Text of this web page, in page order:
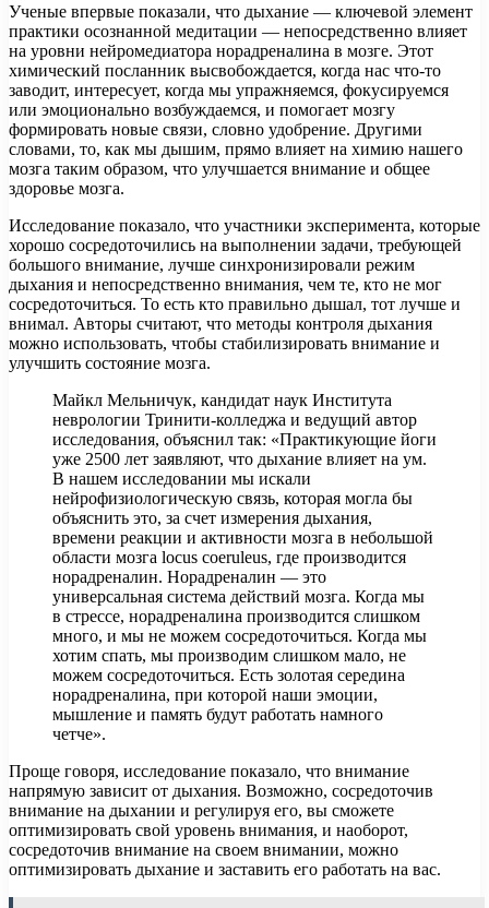
Ученые впервые показали, что дыхание — ключевой элемент
практики осознанной медитации — непосредственно влияет
на уровни нейромедиатора норадреналина в мозге. Этот
химический посланник высвобождается, когда нас что-то
заводит, интересует, когда мы упражняемся, фокусируемся
или эмоционально возбуждаемся, и помогает мозгу
формировать новые связи, словно удобрение. Другими
словами, то, как мы дышим, прямо влияет на химию нашего
мозга таким образом, что улучшается внимание и общее
здоровье мозга.
Исследование показало, что участники эксперимента, которые
хорошо сосредоточились на выполнении задачи, требующей
большого внимание, лучше синхронизировали режим
дыхания и непосредственно внимания, чем те, кто не мог
сосредоточиться. То есть кто правильно дышал, тот лучше и
внимал. Авторы считают, что методы контроля дыхания
можно использовать, чтобы стабилизировать внимание и
улучшить состояние мозга.
Майкл Мельничук, кандидат наук Института
неврологии Тринити-колледжа и ведущий автор
исследования, объяснил так: «Практикующие йоги
уже 2500 лет заявляют, что дыхание влияет на ум.
В нашем исследовании мы искали
нейрофизиологическую связь, которая могла бы
объяснить это, за счет измерения дыхания,
времени реакции и активности мозга в небольшой
области мозга locus coeruleus, где производится
норадреналин. Норадреналин — это
универсальная система действий мозга. Когда мы
в стрессе, норадреналина производится слишком
много, и мы не можем сосредоточиться. Когда мы
хотим спать, мы производим слишком мало, не
можем сосредоточиться. Есть золотая середина
норадреналина, при которой наши эмоции,
мышление и память будут работать намного
четче».
Проще говоря, исследование показало, что внимание
напрямую зависит от дыхания. Возможно, сосредоточив
внимание на дыхании и регулируя его, вы сможете
оптимизировать свой уровень внимания, и наоборот,
сосредоточив внимание на своем внимании, можно
оптимизировать дыхание и заставить его работать на вас.